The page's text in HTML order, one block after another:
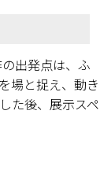
出発点は、ふ
場と捉え、動き
た後、展示スペ